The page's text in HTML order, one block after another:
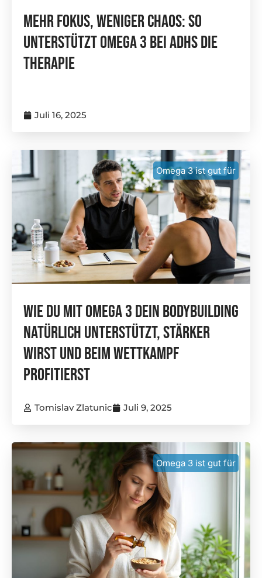
Mehr Fokus, Weniger Chaos: So
Unterstützt Omega 3 Bei ADHS Die
Therapie
Juli 16, 2025
Omega 3 ist gut für
Wie Du Mit Omega 3 Dein Bodybuilding
Natürlich Unterstützt, Stärker
Wirst Und Beim Wettkampf
Profitierst
Tomislav Zlatunic Juli 9, 2025
Omega 3 ist gut für